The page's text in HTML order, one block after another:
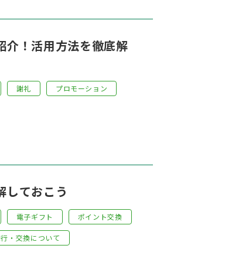
介！活用方法を徹底解
謝礼 プロモーション
しておこう
電子ギフト ポイント交換
・交換について